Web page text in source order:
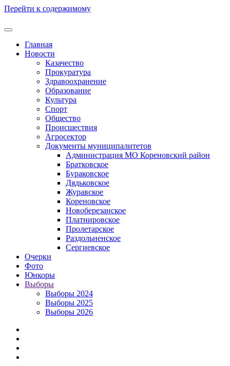
Перейти к содержимому
Главная
Новости
Казачество
Прокуратура
Здравоохранение
Образование
Культура
Спорт
Общество
Происшествия
Агросектор
Документы муниципалитетов
Администрация МО Кореновский район
Братковское
Бураковское
Дядьковское
Журавское
Кореновское
Новоберезанское
Платнировское
Пролетарское
Раздольненское
Сергиевское
Очерки
Фото
Юнкоры
Выборы
Выборы 2024
Выборы 2025
Выборы 2026